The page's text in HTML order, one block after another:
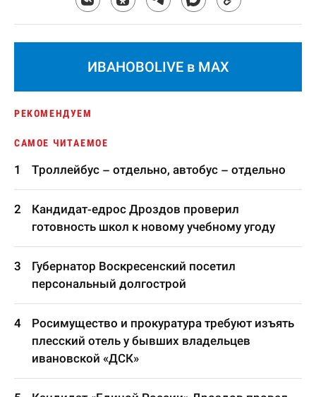
ИВАНОВОLIVE в MAX
РЕКОМЕНДУЕМ
САМОЕ ЧИТАЕМОЕ
Троллейбус – отдельно, автобус – отдельно
Кандидат-едрос Дроздов проверил
готовность школ к новому учебному угоду
Губернатор Воскресенский посетил
персональный долгострой
Росимущество и прокуратура требуют изъять
плесский отель у бывших владельцев
ивановской «ДСК»